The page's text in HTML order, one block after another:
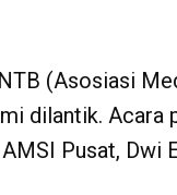
(Asosiasi
dilantik. Acara
Pusat,